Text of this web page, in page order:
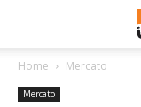
Home Mercato
Mercato